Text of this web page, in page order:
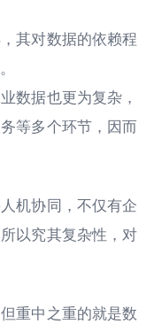
其对数据的依赖程
数据也更为复杂，
等多个环节，因⽽
机协同，不仅有企
以究其复杂性，对
重中之重的就是数